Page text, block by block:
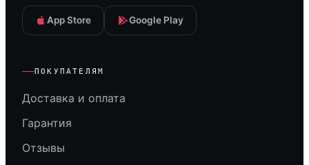
App Store Google Play
ПОКУПАТЕЛЯМ
Доставка и оплата
Гарантия
Отзывы